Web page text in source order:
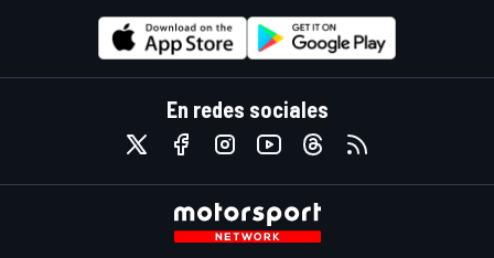
En redes sociales